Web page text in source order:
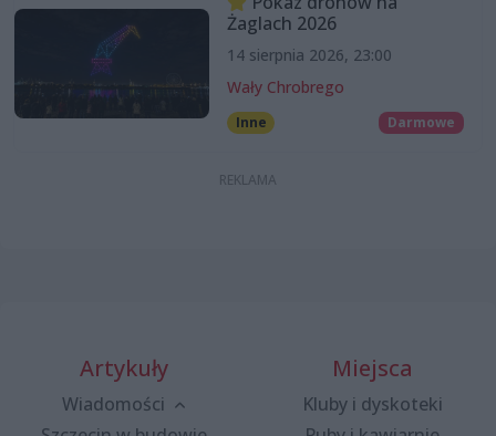
Żaglach 2026
14 sierpnia 2026, 23:00
Wały Chrobrego
Inne Darmowe
Artykuły
Wiadomości
Miejsca
Kluby i dyskoteki